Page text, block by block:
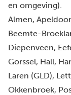
en omgeving).
Almen,
Beemte-
Diepenveen,
Gorssel, Hall,
Laren (GLD),
Okkenbroek,